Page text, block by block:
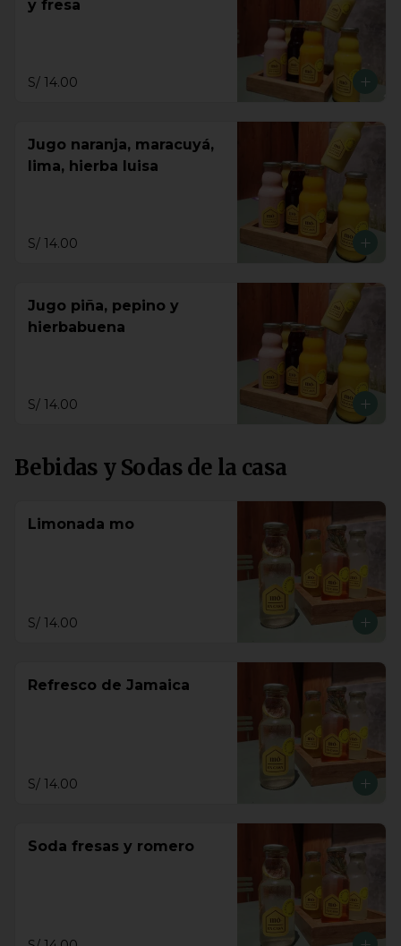
y fresa
S/ 14.00
Jugo naranja, maracuyá,
lima, hierba luisa
S/ 14.00
Jugo piña, pepino y
hierbabuena
S/ 14.00
Bebidas y Sodas de la casa
Limonada mo
S/ 14.00
Refresco de Jamaica
S/ 14.00
Soda fresas y romero